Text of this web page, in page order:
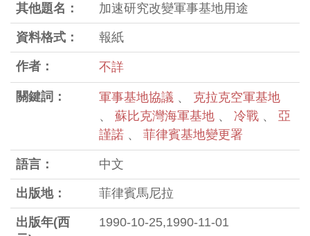
其他題名： 加速研究改變軍事基地用途
資料格式： 報紙
作者： 不詳
關鍵詞： 軍事基地協議 、 克拉克空軍基地
、 蘇比克灣海軍基地 、 冷戰 、 亞
謹諾 、 菲律賓基地變更署
語言： 中文
出版地： 菲律賓馬尼拉
出版年(西
1990-10-25,1990-11-01